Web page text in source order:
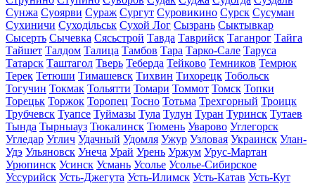
Сунжа Суоярви Сураж Сургут Суровикино Сурск Сусуман
Сухиничи Суходільськ Сухой Лог Сызрань Сыктывкар
Сысерть Сычевка Сясьстрой Тавда Таврийск Таганрог Тайга
Тайшет Талдом Талица Тамбов Тара Тарко-Сале Таруса
Татарск Таштагол Тверь Теберда Тейково Темников Темрюк
Терек Тетюши Тимашевск Тихвин Тихорецк Тобольск
Тогучин Токмак Тольятти Томари Томмот Томск Топки
Торецьк Торжок Торопец Тосно Тотьма Трехгорный Троицк
Трубчевск Туапсе Туймазы Тула Тулун Туран Туринск Тутаев
Тында Тырныауз Тюкалинск Тюмень Уварово Углегорск
Угледар Углич Удачный Удомля Ужур Узловая Украинск Улан-
Удэ Ульяновск Унеча Урай Урень Уржум Урус-Мартан
Урюпинск Усинск Усмань Усолье Усолье-Сибирское
Уссурийск Усть-Джегута Усть-Илимск Усть-Катав Усть-Кут